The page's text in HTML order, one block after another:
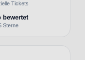
Tickets
bewertet
Sterne